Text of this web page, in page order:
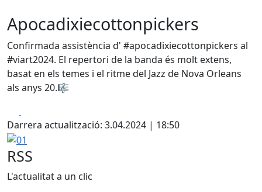
Apocadixiecottonpickers
Confirmada assistència d' #apocadixiecottonpickers al
#viart2024. El repertori de la banda és molt extens,
basat en els temes i el ritme del Jazz de Nova Orleans
als anys 20.🎼
Darrera actualització: 3.04.2024 | 18:50
01
RSS
L'actualitat a un clic